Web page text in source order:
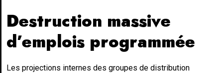
Destruction massive
d’emplois programmée
Les projections internes des groupes de distribution